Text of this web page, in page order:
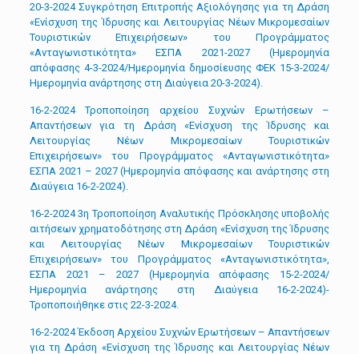
20-3-2024 Συγκρότηση Επιτροπής Αξιολόγησης για τη Δράση
«Ενίσχυση της Ίδρυσης και Λειτουργίας Νέων Μικρομεσαίων
Τουριστικών Επιχειρήσεων» του Προγράμματος
«Ανταγωνιστικότητα» ΕΣΠΑ 2021-2027 (Ημερομηνία
απόφασης 4-3-2024/Ημερομηνία δημοσίευσης ΦΕΚ 15-3-2024/
Ημερομηνία ανάρτησης στη Διαύγεια 20-3-2024).
16-2-2024 Τροποποίηση αρχείου Συχνών Ερωτήσεων –
Απαντήσεων για τη Δράση «Ενίσχυση της Ίδρυσης και
Λειτουργίας Νέων Μικρομεσαίων Τουριστικών
Επιχειρήσεων» του Προγράμματος «Ανταγωνιστικότητα»
ΕΣΠΑ 2021 – 2027 (Ημερομηνία απόφασης και ανάρτησης στη
Διαύγεια 16-2-2024).
16-2-2024 3η Τροποποίηση Αναλυτικής Πρόσκλησης υποβολής
αιτήσεων χρηματοδότησης στη Δράση «Ενίσχυση της Ίδρυσης
και Λειτουργίας Νέων Μικρομεσαίων Τουριστικών
Επιχειρήσεων» του Προγράμματος «Ανταγωνιστικότητα»,
ΕΣΠΑ 2021 – 2027 (Ημερομηνία απόφασης 15-2-2024/
Ημερομηνία ανάρτησης στη Διαύγεια 16-2-2024)-
Τροποποιήθηκε στις 22-3-2024.
16-2-2024 Έκδοση Αρχείου Συχνών Ερωτήσεων – Απαντήσεων
για τη Δράση «Ενίσχυση της Ίδρυσης και Λειτουργίας Νέων